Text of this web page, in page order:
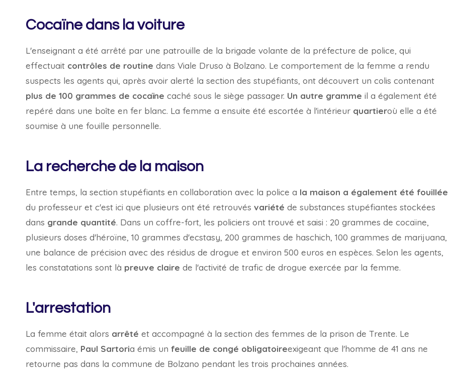
Cocaïne dans la voiture
L'enseignant a été arrêté par une patrouille de la brigade volante de la préfecture de police, qui
effectuait contrôles de routine dans Viale Druso à Bolzano. Le comportement de la femme a rendu
suspects les agents qui, après avoir alerté la section des stupéfiants, ont découvert un colis contenant
plus de 100 grammes de cocaïne caché sous le siège passager. Un autre gramme il a également été
repéré dans une boîte en fer blanc. La femme a ensuite été escortée à l'intérieur quartieroù elle a été
soumise à une fouille personnelle.
La recherche de la maison
Entre temps, la section stupéfiants en collaboration avec la police a la maison a également été fouillée
du professeur et c'est ici que plusieurs ont été retrouvés variété de substances stupéfiantes stockées
dans grande quantité. Dans un coffre-fort, les policiers ont trouvé et saisi : 20 grammes de cocaïne,
plusieurs doses d'héroïne, 10 grammes d'ecstasy, 200 grammes de haschich, 100 grammes de marijuana,
une balance de précision avec des résidus de drogue et environ 500 euros en espèces. Selon les agents,
les constatations sont là preuve claire de l'activité de trafic de drogue exercée par la femme.
L'arrestation
La femme était alors arrêté et accompagné à la section des femmes de la prison de Trente. Le
commissaire, Paul Sartoria émis un feuille de congé obligatoireexigeant que l'homme de 41 ans ne
retourne pas dans la commune de Bolzano pendant les trois prochaines années.